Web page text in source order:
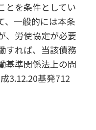
とを条件としてい
、一般的には本条
、労使協定が必要
すれば、当該債務
基準関係法上の問
3.12.20基発712